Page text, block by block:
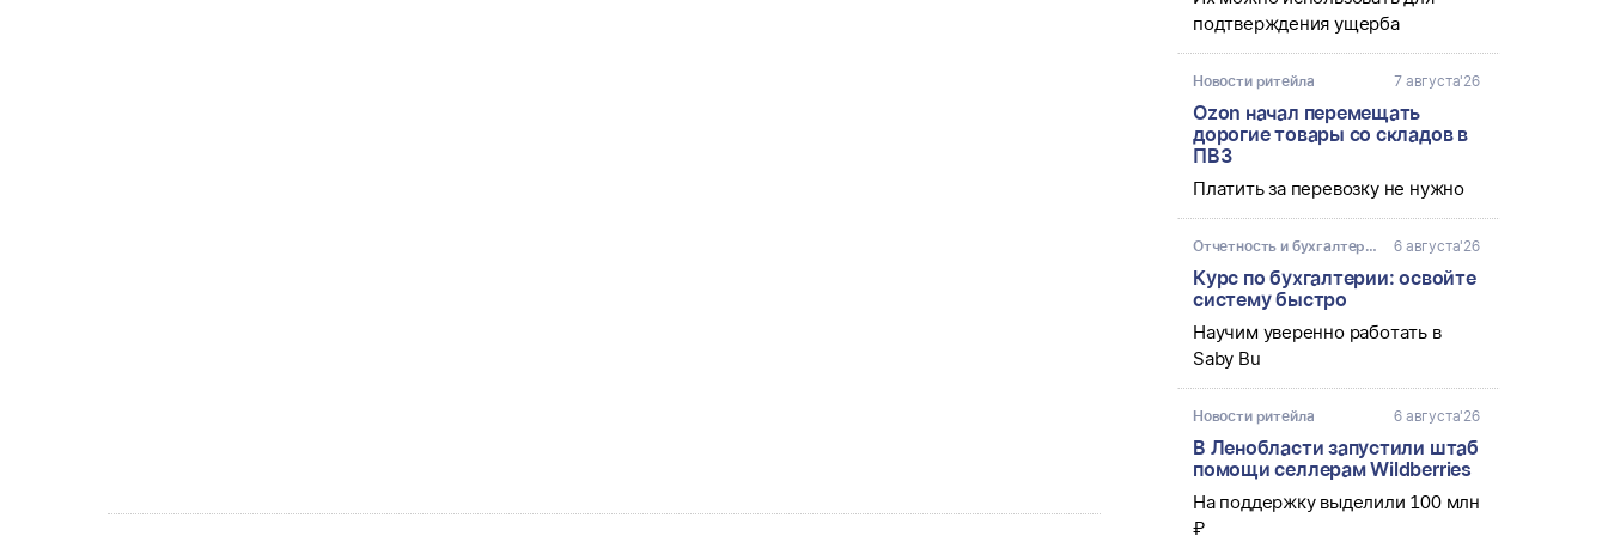
подтверждения ущерба
Новости ритейла 7 августа'26
Ozon начал перемещать
дорогие товары со складов в
ПВЗ
Платить за перевозку не нужно
Отчетность и бухгалтерия 6 августа'26
Курс по бухгалтерии: освойте
систему быстро
Научим уверенно работать в
Saby Bu
Новости ритейла 6 августа'26
В Ленобласти запустили штаб
помощи селлерам Wildberries
На поддержку выделили 100 млн
₽